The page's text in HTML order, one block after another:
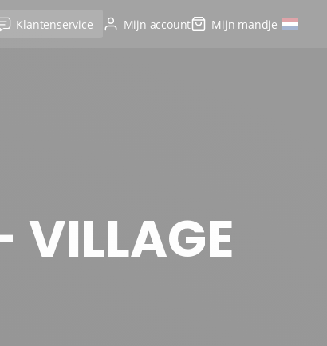
Klantenservice Mijn account Mijn mandje
VILLAGE